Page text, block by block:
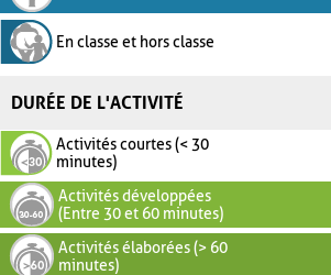
En classe et hors classe
DURÉE DE L'ACTIVITÉ
Activités courtes (< 30
minutes)
Activités développées
(Entre 30 et 60 minutes)
Activités élaborées (> 60
minutes)